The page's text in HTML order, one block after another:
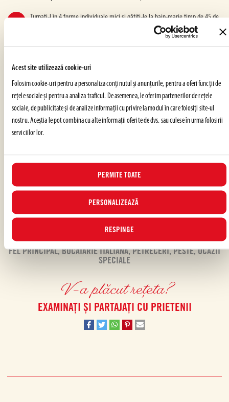
Acest site utilizează cookie-uri
Folosim cookie-uri pentru a personaliza conținutul și anunțurile, pentru a oferi funcții de
rețele sociale și pentru a analiza traficul. De asemenea, le oferim partenerilor de rețele
sociale, de publicitate și de analize informații cu privire la modul în care folosiți site-ul
nostru. Aceștia le pot combina cu alte informații oferite de dvs. sau culese în urma folosirii
serviciilor lor.
PERMITE TOATE
PERSONALIZEAZĂ
RESPINGE
Turnati-l în 4 forme individuale mici și gătiți-le la bain-marie timp de 45 de
Tăiați anghinarea rămasă și prăjiți-o în ulei de rapita în clocot
Shell shrimp, flour well and fry in canola oil
Decojiti creveții, dati-i prin faina și prajiti-i în ulei de rapiță
FEL PRINCIPAL,BUCATARIE ITALIANA,PETRECERI,PESTE,OCAZII
SPECIALE
V-a plăcut rețeta?
EXAMINAȚI ȘI PARTAJAȚI CU PRIETENII